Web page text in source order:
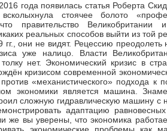
года появилась статья Роберта
стоячее болото
что правительство
реальных способов выйти из той
гг., они не видят. Рецессию
уже налицо. Власти
нет. Экономический кризис в
кризисом современной
против «механистического» подхода
экономики является машина.
сложную гидравлическую машину с
адаптацию
же вы уверены, что экономика